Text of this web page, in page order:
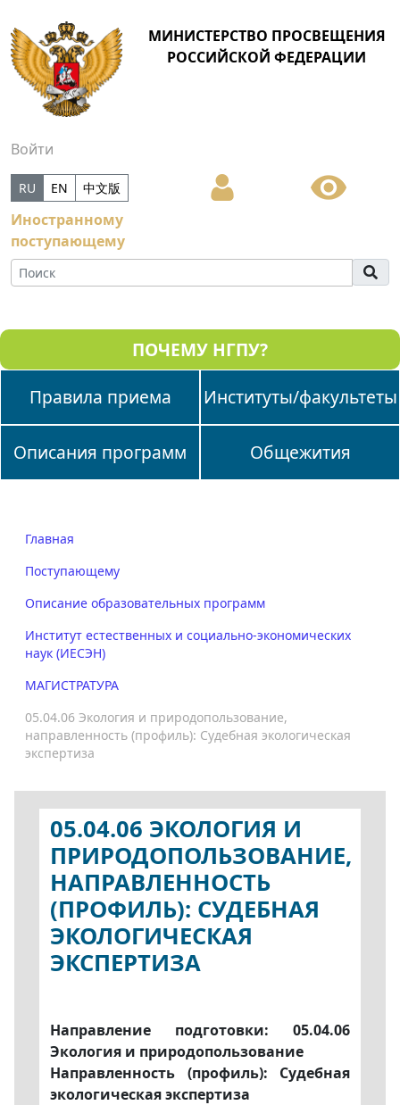
МИНИСТЕРСТВО ПРОСВЕЩЕНИЯ
РОССИЙСКОЙ ФЕДЕРАЦИИ
Войти
Иностранному
поступающему
RU EN 中文版
ПОЧЕМУ НГПУ?
Правила приема
Институты/факультеты
Описания программ Общежития
Главная
Поступающему
Описание образовательных программ
Институт естественных и социально-экономических
наук (ИЕСЭН)
МАГИСТРАТУРА
05.04.06 Экология и природопользование,
направленность (профиль): Судебная экологическая
экспертиза
05.04.06 ЭКОЛОГИЯ И
ПРИРОДОПОЛЬЗОВАНИЕ,
НАПРАВЛЕННОСТЬ
(ПРОФИЛЬ): СУДЕБНАЯ
ЭКОЛОГИЧЕСКАЯ
ЭКСПЕРТИЗА
Направление подготовки: 05.04.06
Экология и природопользование
Направленность (профиль): Судебная
экологическая экспертиза